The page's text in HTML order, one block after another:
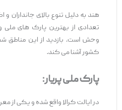
هند به دلیل تنوع بالای جانداران و
تعدادی از بهترین پارک ‌های
وحش است. بازدید از این مناطق
کشور آشنا می ‌کند.
پارک ملی پریار:
در ایالت کرالا واقع شده و یکی از